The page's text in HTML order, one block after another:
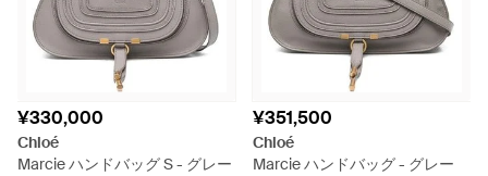
¥330,000
Chloé
Marcie ハンドバッグ S - グレー
¥351,500
Chloé
Marcie ハンドバッグ - グレー